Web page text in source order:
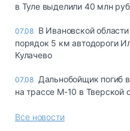
в Туле выделили 40 млн
07.08 В Ивановской
порядок 5 км автодороги
Кулачево
07.08 Дальнобойщик погиб
на трассе М-10 в Тверской
Все новости